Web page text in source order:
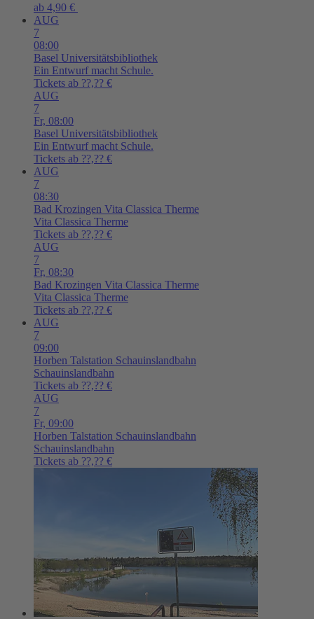
ab 4,90 €
AUG
7
08:00
Basel Universitätsbibliothek
Ein Entwurf macht Schule.
Tickets ab ??,?? €
AUG
7
Fr, 08:00
Basel Universitätsbibliothek
Ein Entwurf macht Schule.
Tickets ab ??,?? €
AUG
7
08:30
Bad Krozingen Vita Classica Therme
Vita Classica Therme
Tickets ab ??,?? €
AUG
7
Fr, 08:30
Bad Krozingen Vita Classica Therme
Vita Classica Therme
Tickets ab ??,?? €
AUG
7
09:00
Horben Talstation Schauinslandbahn
Schauinslandbahn
Tickets ab ??,?? €
AUG
7
Fr, 09:00
Horben Talstation Schauinslandbahn
Schauinslandbahn
Tickets ab ??,?? €